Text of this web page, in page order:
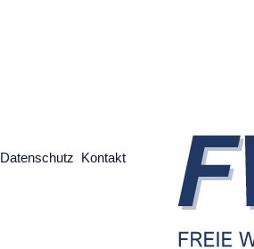
Datenschutz Kontakt